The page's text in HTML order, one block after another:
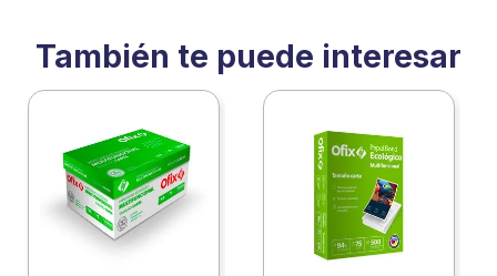
También te puede interesar